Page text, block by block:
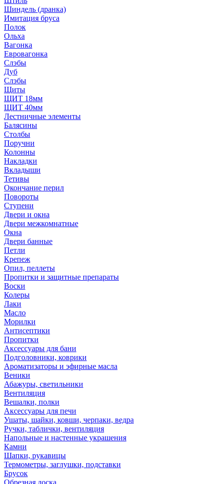
Шиндель (дранка)
Имитация бруса
Полок
Ольха
Вагонка
Евровагонка
Слэбы
Дуб
Слэбы
Щиты
ЩИТ 18мм
ЩИТ 40мм
Лестничные элементы
Балясины
Столбы
Поручни
Колонны
Накладки
Вкладыши
Тетивы
Окончание перил
Повороты
Ступени
Двери и окна
Двери межкомнатные
Окна
Двери банные
Петли
Крепеж
Опил, пеллеты
Пропитки и защитные препараты
Воски
Колеры
Лаки
Масло
Морилки
Антисептики
Пропитки
Аксессуары для бани
Подголовники, коврики
Ароматизаторы и эфирные масла
Веники
Абажуры, светильники
Вентиляция
Вешалки, полки
Аксессуары для печи
Ушаты, шайки, ковши, черпаки, ведра
Ручки, таблички, вентиляция
Напольные и настенные украшения
Камни
Шапки, рукавицы
Термометры, заглушки, подставки
Брусок
Обрезная доска